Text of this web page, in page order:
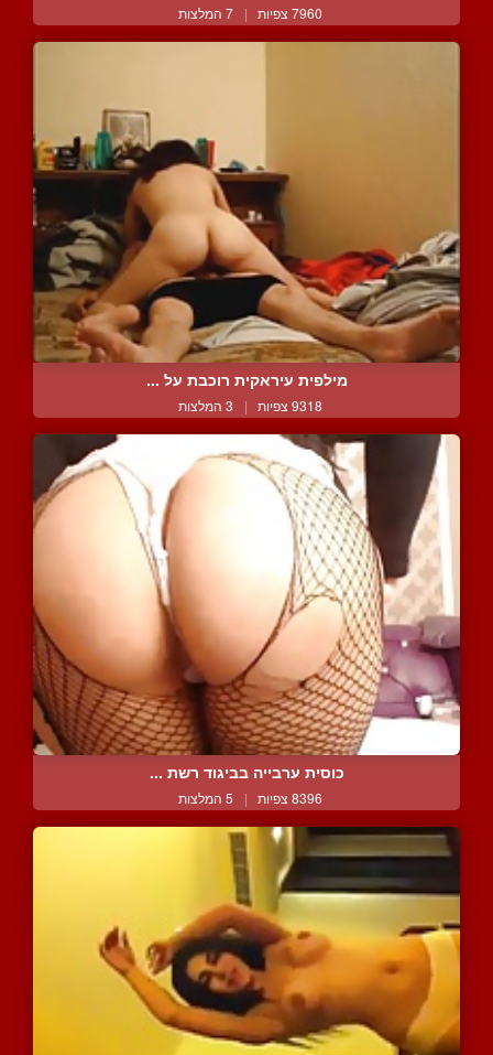
7960 צפיות | 7 המלצות
מילפית עיראקית רוכבת על ...
9318 צפיות | 3 המלצות
כוסית ערבייה בביגוד רשת ...
8396 צפיות | 5 המלצות